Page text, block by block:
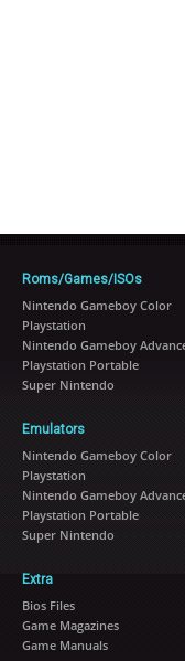
Roms/Games/ISOs
Nintendo Gameboy Color
Playstation
Nintendo Gameboy
Playstation Portable
Super Nintendo
Emulators
Nintendo Gameboy Color
Playstation
Nintendo Gameboy
Playstation Portable
Super Nintendo
Extra
Bios Files
Game Magazines
Game Manuals